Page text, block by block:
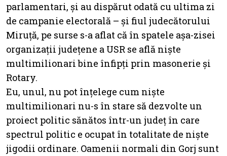
parlamentari, și au dispărut odată cu ultima zi
de campanie electorală – și fiul judecătorului
Miruță, pe surse s-a aflat că în spatele așa-zisei
organizații județene a USR se află niște
multimilionari bine înfipți prin masonerie și
Rotary.
Eu, unul, nu pot înțelege cum niște
multimilionari nu-s în stare să dezvolte un
proiect politic sănătos într-un județ în care
spectrul politic e ocupat în totalitate de niște
jigodii ordinare. Oamenii normali din Gorj sunt